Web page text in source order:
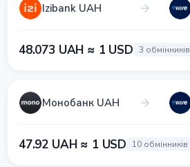
Izibank UAH
48.073 UAH ≈ 1 USD 3 обмінників
Монобанк UAH
47.92 UAH ≈ 1 USD 10 обмінників